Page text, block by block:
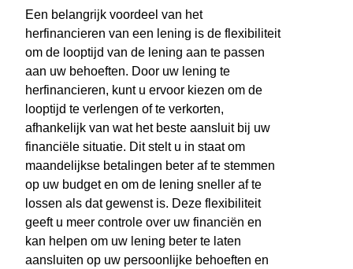
Een belangrijk voordeel van het
herfinancieren van een lening is de flexibiliteit
om de looptijd van de lening aan te passen
aan uw behoeften. Door uw lening te
herfinancieren, kunt u ervoor kiezen om de
looptijd te verlengen of te verkorten,
afhankelijk van wat het beste aansluit bij uw
financiële situatie. Dit stelt u in staat om
maandelijkse betalingen beter af te stemmen
op uw budget en om de lening sneller af te
lossen als dat gewenst is. Deze flexibiliteit
geeft u meer controle over uw financiën en
kan helpen om uw lening beter te laten
aansluiten op uw persoonlijke behoeften en